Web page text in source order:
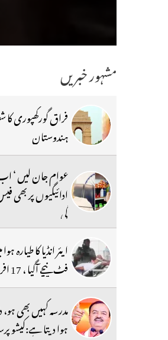
مشہور خبریں
فراق گورکھپوری کا
ہندوستان
عوام جان لیں ‘ اب
ادائیگیوں پر بھی
گی
فٹ نیچے آگیا ، 17 افراد زخمی
مدرسہ کہیں بھی
ہوا دیتا ہے:کیشو